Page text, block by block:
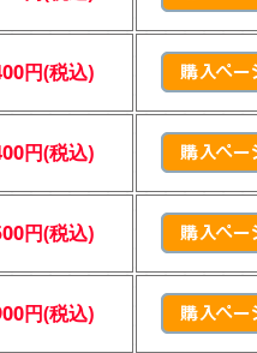
円(税込)
円(税込)
円(税込)
円(税込)